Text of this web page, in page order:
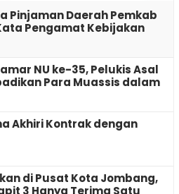
Pinjaman Daerah Pemkab
Pengamat Kebijakan
NU ke-35, Pelukis Asal
Para Muassis dalam
Akhiri Kontrak dengan
di Pusat Kota Jombang,